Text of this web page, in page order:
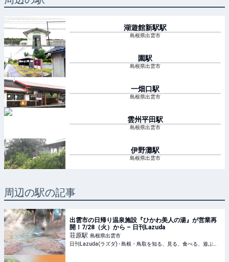
湖遊館新駅駅
島根県出雲市
園駅
島根県出雲市
一畑口駅
島根県出雲市
雲州平田駅
島根県出雲市
伊野灘駅
島根県出雲市
周辺の駅の記事
出雲市の日帰り温泉施設『ひかわ美人の湯』が営業再
開！7/28（火）から – 日刊Lazuda
荘原駅 島根県出雲市